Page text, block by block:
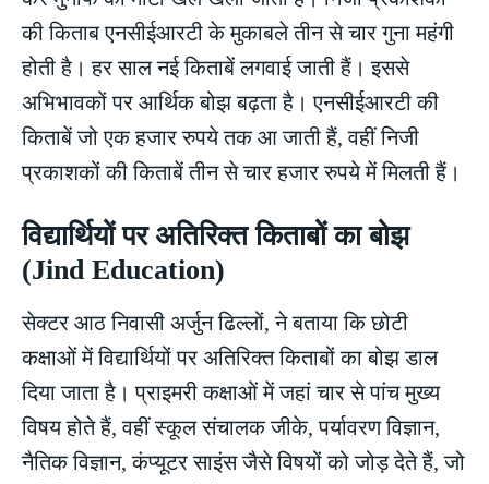
की किताब एनसीईआरटी के मुकाबले तीन से चार गुना महंगी
होती है। हर साल नई किताबें लगवाई जाती हैं। इससे
अभिभावकों पर आर्थिक बोझ बढ़ता है। एनसीईआरटी की
किताबें जो एक हजार रुपये तक आ जाती हैं, वहीं निजी
प्रकाशकों की किताबें तीन से चार हजार रुपये में मिलती हैं।
विद्यार्थियों पर अतिरिक्त किताबों का बोझ
(Jind Education)
सेक्टर आठ निवासी अर्जुन ढिल्लों, ने बताया कि छोटी
कक्षाओं में विद्यार्थियों पर अतिरिक्त किताबों का बोझ डाल
दिया जाता है। प्राइमरी कक्षाओं में जहां चार से पांच मुख्य
विषय होते हैं, वहीं स्कूल संचालक जीके, पर्यावरण विज्ञान,
नैतिक विज्ञान, कंप्यूटर साइंस जैसे विषयों को जोड़ देते हैं, जो